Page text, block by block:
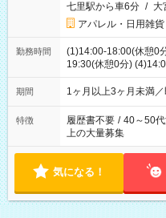
七里駅から車6分 / 大
アパレル・日用雑貨
勤務時間
(1)14:00-18:00(休憩0
19:30(休憩0分)
ます
期間 1ヶ月以上3ヶ月未満
特徴 履歴書不要 / 40～50
上の大量募集
気になる！